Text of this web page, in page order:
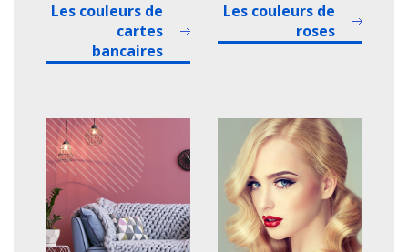
Les couleurs de
cartes
bancaires
Les couleurs de
roses